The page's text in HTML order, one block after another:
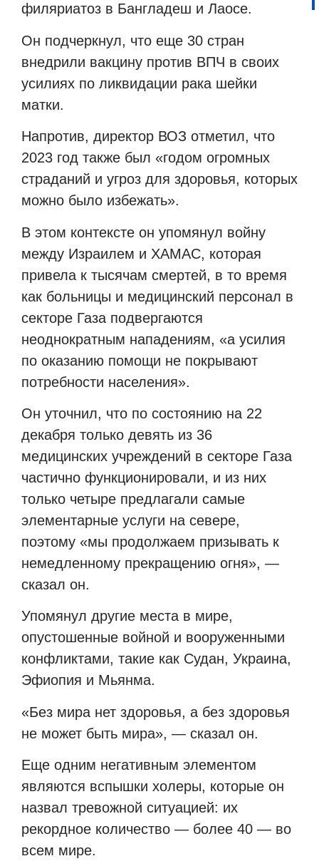
филяриатоз в Бангладеш и Лаосе.
Он подчеркнул, что еще 30 стран
внедрили вакцину против ВПЧ в своих
усилиях по ликвидации рака шейки
матки.
Напротив, директор ВОЗ отметил, что
2023 год также был «годом огромных
страданий и угроз для здоровья, которых
можно было избежать».
В этом контексте он упомянул войну
между Израилем и ХАМАС, которая
привела к тысячам смертей, в то время
как больницы и медицинский персонал в
секторе Газа подвергаются
неоднократным нападениям, «а усилия
по оказанию помощи не покрывают
потребности населения».
Он уточнил, что по состоянию на 22
декабря только девять из 36
медицинских учреждений в секторе Газа
частично функционировали, и из них
только четыре предлагали самые
элементарные услуги на севере,
поэтому «мы продолжаем призывать к
немедленному прекращению огня», —
сказал он.
Упомянул другие места в мире,
опустошенные войной и вооруженными
конфликтами, такие как Судан, Украина,
Эфиопия и Мьянма.
«Без мира нет здоровья, а без здоровья
не может быть мира», — сказал он.
Еще одним негативным элементом
являются вспышки холеры, которые он
назвал тревожной ситуацией: их
рекордное количество — более 40 — во
всем мире.